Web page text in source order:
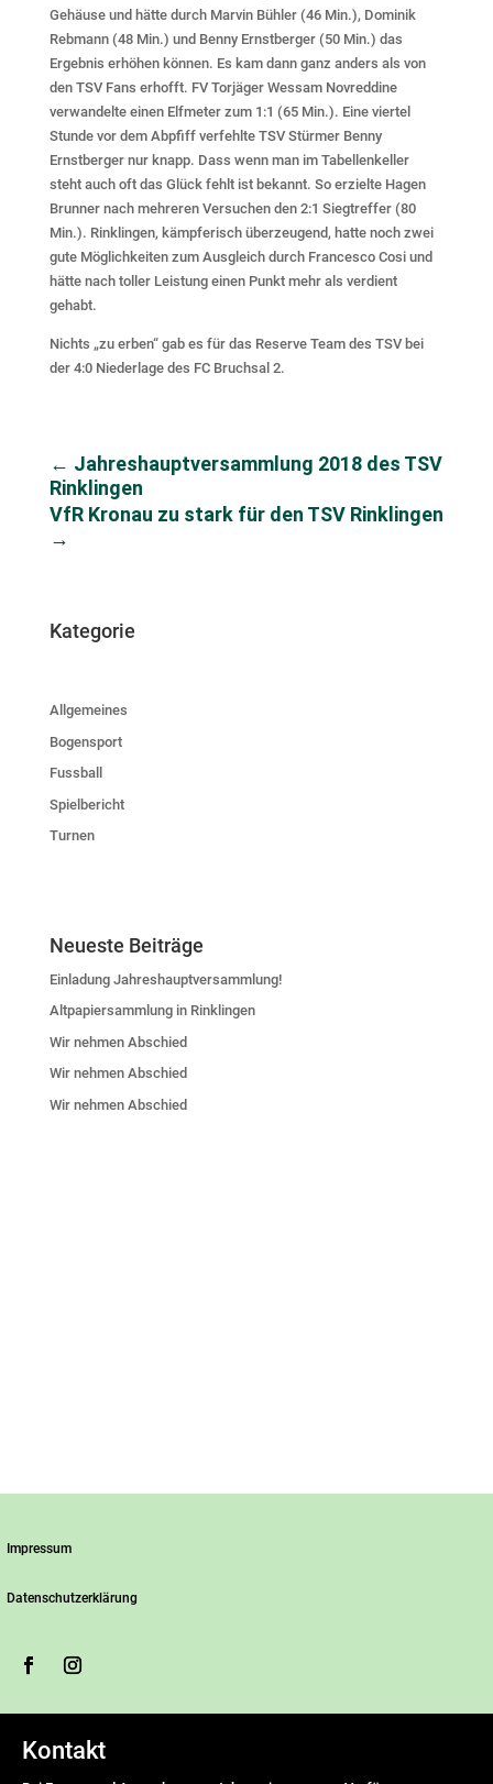
Gehäuse und hätte durch Marvin Bühler (46 Min.), Dominik
Rebmann (48 Min.) und Benny Ernstberger (50 Min.) das
Ergebnis erhöhen können. Es kam dann ganz anders als von
den TSV Fans erhofft. FV Torjäger Wessam Novreddine
verwandelte einen Elfmeter zum 1:1 (65 Min.). Eine viertel
Stunde vor dem Abpfiff verfehlte TSV Stürmer Benny
Ernstberger nur knapp. Dass wenn man im Tabellenkeller
steht auch oft das Glück fehlt ist bekannt. So erzielte Hagen
Brunner nach mehreren Versuchen den 2:1 Siegtreffer (80
Min.). Rinklingen, kämpferisch überzeugend, hatte noch zwei
gute Möglichkeiten zum Ausgleich durch Francesco Cosi und
hätte nach toller Leistung einen Punkt mehr als verdient
gehabt.
Nichts „zu erben“ gab es für das Reserve Team des TSV bei
der 4:0 Niederlage des FC Bruchsal 2.
← Jahreshauptversammlung 2018 des TSV
Rinklingen
VfR Kronau zu stark für den TSV Rinklingen
→
Kategorie
Allgemeines
Bogensport
Fussball
Spielbericht
Turnen
Neueste Beiträge
Einladung Jahreshauptversammlung!
Altpapiersammlung in Rinklingen
Wir nehmen Abschied
Wir nehmen Abschied
Wir nehmen Abschied
Impressum
Datenschutzerklärung
Kontakt